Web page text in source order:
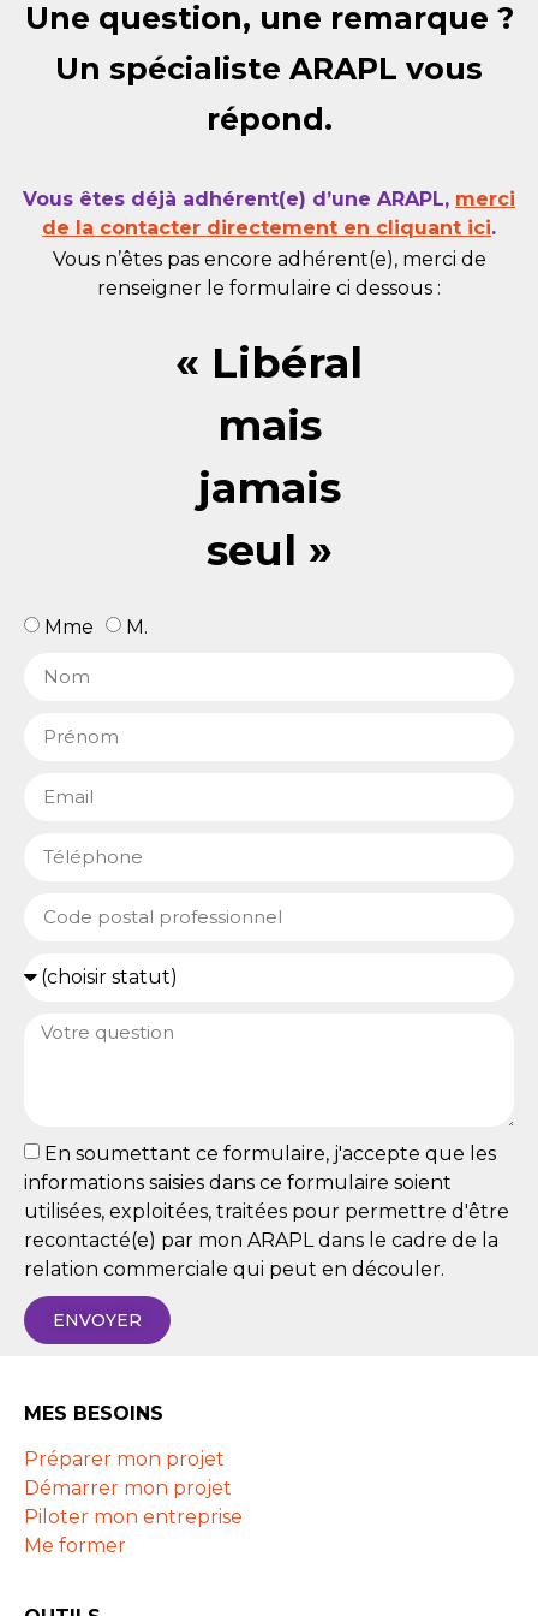
Une question, une remarque ?
Un spécialiste ARAPL vous
répond.
Vous êtes déjà adhérent(e) d’une ARAPL, merci
de la contacter directement en cliquant ici.
Vous n’êtes pas encore adhérent(e), merci de
renseigner le formulaire ci dessous :
« Libéral
mais
jamais
seul »
Mme M.
En soumettant ce formulaire, j'accepte que les
informations saisies dans ce formulaire soient
utilisées, exploitées, traitées pour permettre d'être
recontacté(e) par mon ARAPL dans le cadre de la
relation commerciale qui peut en découler.
ENVOYER
MES BESOINS
Préparer mon projet
Démarrer mon projet
Piloter mon entreprise
Me former